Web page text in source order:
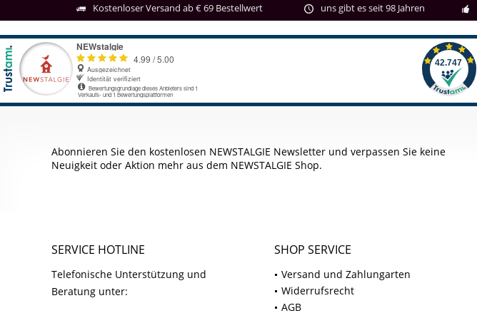
Kostenloser Versand ab € 69 Bestellwert uns gibt es seit 98 Jahren
Abonnieren Sie den kostenlosen NEWSTALGIE Newsletter und verpassen Sie keine
Neuigkeit oder Aktion mehr aus dem NEWSTALGIE Shop.
SERVICE HOTLINE
Telefonische Unterstützung und
Beratung unter:
SHOP SERVICE
Versand und Zahlungarten
Widerrufsrecht
AGB